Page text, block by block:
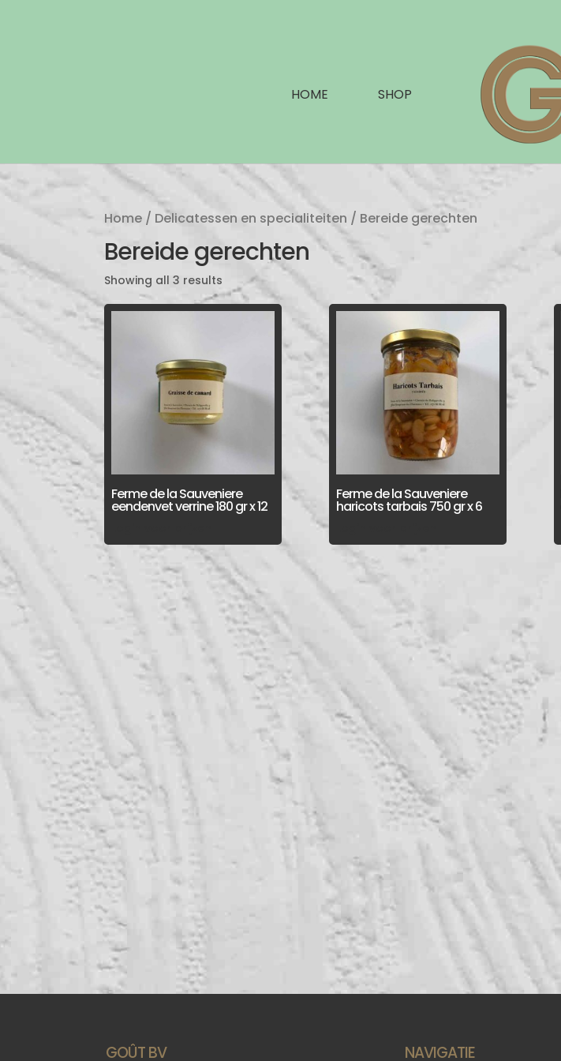
HOME SHOP
Home / Delicatessen en specialiteiten / Bereide gerechten
Bereide gerechten
Showing all 3 results
Ferme de la Sauveniere
eendenvet verrine 180 gr x 12
Ferme de la Sauveniere
haricots tarbais 750 gr x 6
GOÛT BV NAVIGATIE